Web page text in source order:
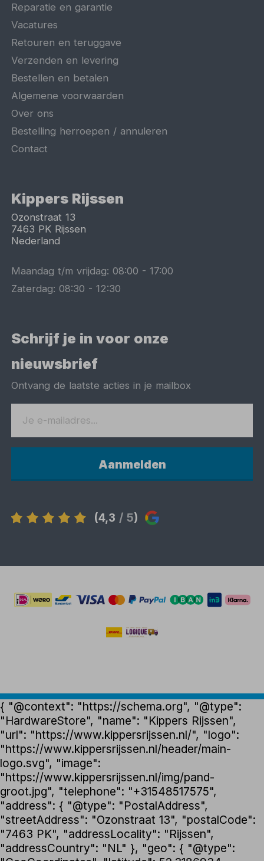
Reparatie en garantie
Vacatures
Retouren en teruggave
Verzenden en levering
Bestellen en betalen
Algemene voorwaarden
Over ons
Bestelling herroepen / annuleren
Contact
Kippers Rijssen
Ozonstraat 13
7463 PK Rijssen
Nederland
Maandag t/m vrijdag:08:00 -17:00
Zaterdag:08:30 -12:30
Schrijf je in voor onze
nieuwsbrief
Ontvang de laatste acties in je mailbox
Aanmelden
(4,3 / 5)
{ "@context": "https://schema.org", "@type":
"HardwareStore", "name": "Kippers Rijssen",
"url": "https://www.kippersrijssen.nl/", "logo":
"https://www.kippersrijssen.nl/header/main-
logo.svg", "image":
"https://www.kippersrijssen.nl/img/pand-
groot.jpg", "telephone": "+31548517575",
"address": { "@type": "PostalAddress",
"streetAddress": "Ozonstraat 13", "postalCode":
"7463 PK", "addressLocality": "Rijssen",
"addressCountry": "NL" }, "geo": { "@type":